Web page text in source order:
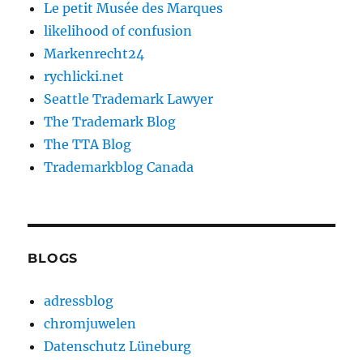
Le petit Musée des Marques
likelihood of confusion
Markenrecht24
rychlicki.net
Seattle Trademark Lawyer
The Trademark Blog
The TTA Blog
Trademarkblog Canada
BLOGS
adressblog
chromjuwelen
Datenschutz Lüneburg